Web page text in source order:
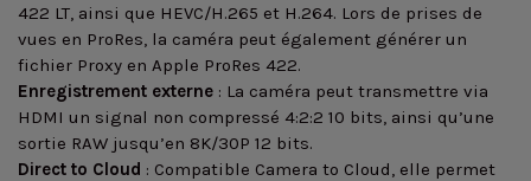
422 LT, ainsi que HEVC/H.265 et H.264. Lors de prises de
vues en ProRes, la caméra peut également générer un
fichier Proxy en Apple ProRes 422.
Enregistrement externe : La caméra peut transmettre via
HDMI un signal non compressé 4:2:2 10 bits, ainsi qu’une
sortie RAW jusqu’en 8K/30P 12 bits.
Direct to Cloud : Compatible Camera to Cloud, elle permet